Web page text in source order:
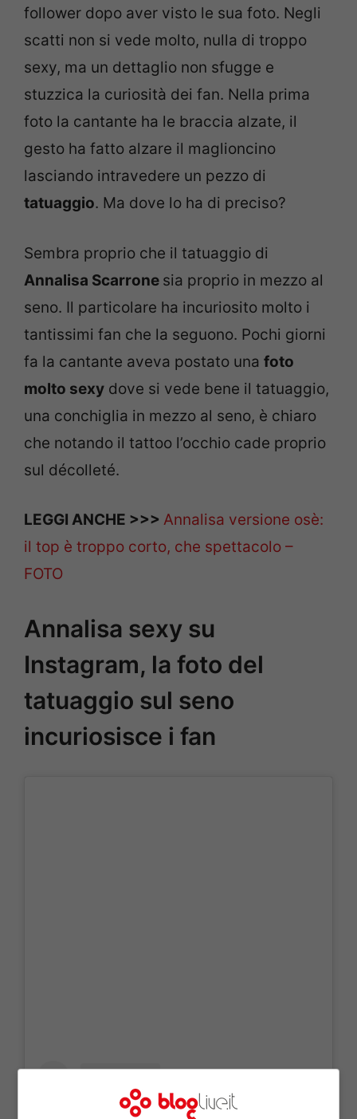
follower dopo aver visto le sua foto. Negli
scatti non si vede molto, nulla di troppo
sexy, ma un dettaglio non sfugge e
stuzzica la curiosità dei fan. Nella prima
foto la cantante ha le braccia alzate, il
gesto ha fatto alzare il maglioncino
lasciando intravedere un pezzo di
tatuaggio. Ma dove lo ha di preciso?
Sembra proprio che il tatuaggio di
Annalisa Scarrone sia proprio in mezzo al
seno. Il particolare ha incuriosito molto i
tantissimi fan che la seguono. Pochi giorni
fa la cantante aveva postato una foto
molto sexy dove si vede bene il tatuaggio,
una conchiglia in mezzo al seno, è chiaro
che notando il tattoo l’occhio cade proprio
sul décolleté.
LEGGI ANCHE >>> Annalisa versione osè:
il top è troppo corto, che spettacolo –
FOTO
Annalisa sexy su
Instagram, la foto del
tatuaggio sul seno
incuriosisce i fan